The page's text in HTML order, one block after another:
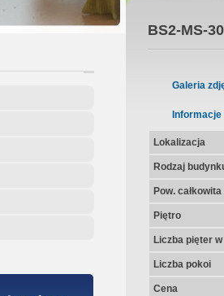
Zwrotu Zadatku
Umowa
BS2-MS-
Galeria
Informacje
Lokalizacja
Rodzaj
Pow.
Piętro
Liczba pięter
Liczba pokoi
Cena